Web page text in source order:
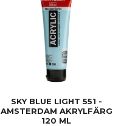
SKY BLUE LIGHT 551 -
AMSTERDAM AKRYLFÄRG
120 ML